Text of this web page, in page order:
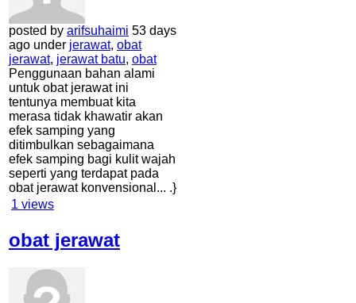
posted by arifsuhaimi 53 days
ago under jerawat, obat
jerawat, jerawat batu, obat
Penggunaan bahan alami
untuk obat jerawat ini
tentunya membuat kita
merasa tidak khawatir akan
efek samping yang
ditimbulkan sebagaimana
efek samping bagi kulit wajah
seperti yang terdapat pada
obat jerawat konvensional... .}
1 views
obat jerawat